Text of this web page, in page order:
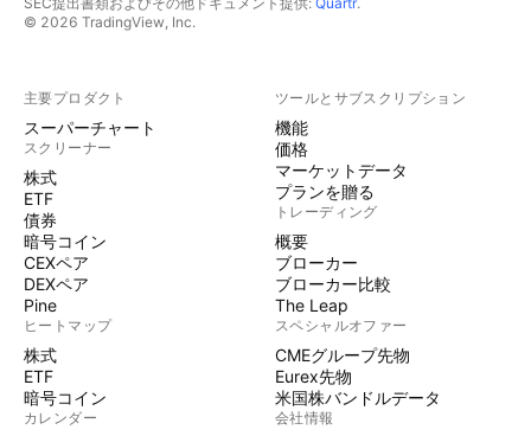
© 2026 TradingView, Inc.
主要プロダクト
スーパーチャート
スクリーナー
株式
ETF
債券
暗号コイン
CEXペア
DEXペア
Pine
ヒートマップ
株式
ETF
暗号コイン
カレンダー
ツールとサブスクリプション
機能
価格
マーケットデータ
プランを贈る
トレーディング
概要
ブローカー
ブローカー比較
The Leap
スペシャルオファー
CMEグループ先物
Eurex先物
米国株バンドルデータ
会社情報